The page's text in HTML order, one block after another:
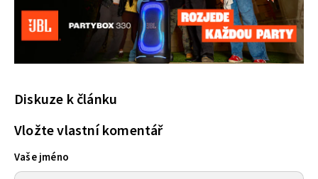
Diskuze k článku
Vložte vlastní komentář
Vaše jméno